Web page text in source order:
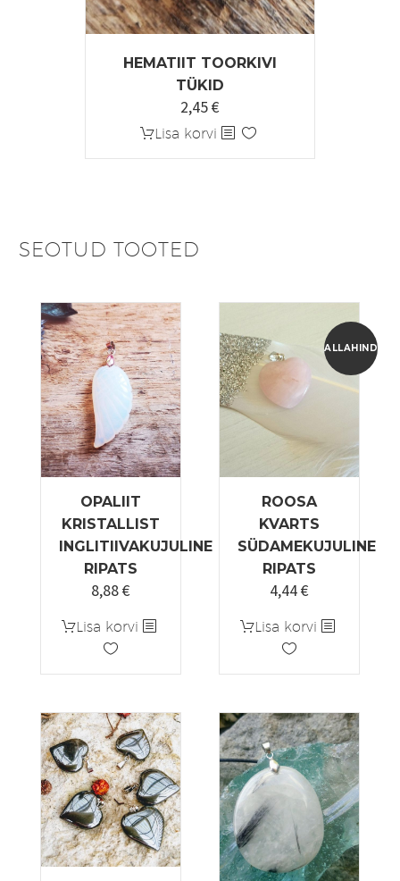
HEMATIIT TOORKIVI
TÜKID
Algne
hind
2,45€
hind
Lisa korvi
SEOTUD TOOTED
OPALIIT
KRISTALLIST
INGLITIIVAKUJULINE
RIPATS
8,88€
Lisa korvi
ALLAHINDLUS!
ROOSA
KVARTS
SÜDAMEKUJULINE
RIPATS
Algne
oli:
5,55 €.
4,44€
on:
Lisa korvi